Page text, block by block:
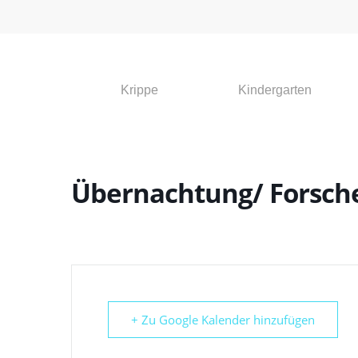
Drücken Sie die Eingabetaste, um zu suchen,
Krippe Kindergarten
Übernachtung/
+ Zu Google Kalender hinzufügen